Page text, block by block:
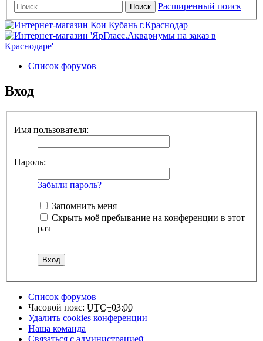
Поиск Расширенный поиск
Список форумов
Вход
Имя пользователя:
Пароль:
Забыли пароль?
Запомнить меня
Скрыть моё пребывание на конференции в этот
раз
Список форумов
Часовой пояс: UTC+03:00
Удалить cookies конференции
Наша команда
Связаться с администрацией